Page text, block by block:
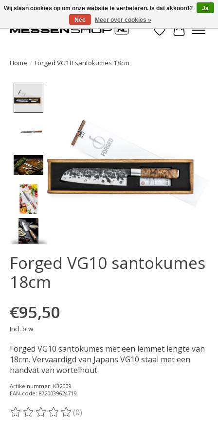
Verlanglijst
Home / Forged VG10 santokumes 18cm
Forged VG10 santokumes
18cm
€95,50
Incl. btw
Forged VG10 santokumes met een lemmet lengte van
18cm. Vervaardigd van Japans VG10 staal met een
handvat van wortelhout.
Artikelnummer: K32009
EAN-code: 8720039624719
De beoordeling van dit product is
(0)
Wij slaan cookies op om onze website te verbeteren. Is dat akkoord?
Ja
Nee
Meer over cookies »